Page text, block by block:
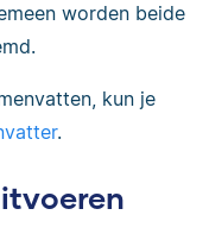
worden beide
kun je
.